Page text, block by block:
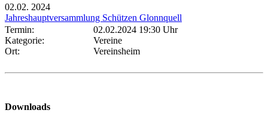
02.02. 2024
Jahreshauptversammlung Schützen Glonnquell
Termin:
02.02.2024 19:30 Uhr
Kategorie:
Vereine
Ort:
Vereinsheim
Downloads